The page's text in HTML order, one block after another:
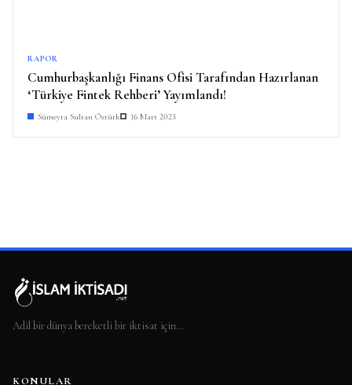
RAPOR
Cumhurbaşkanlığı Finans Ofisi Tarafından Hazırlanan
‘Türkiye Fintek Rehberi’ Yayımlandı!
Sümeyra Sultan Öztürk 16 Mart 2023
Adil bir dünya bereketli bir iktisat için…
KONULAR